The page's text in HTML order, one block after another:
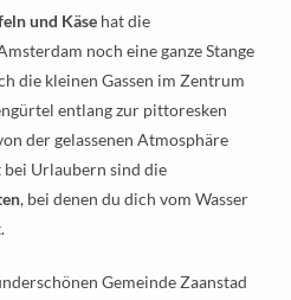
und Käse hat die
noch eine ganze Stange
die kleinen Gassen im Zentrum
entlang zur pittoresken
der gelassenen Atmosphäre
Urlaubern sind die
, bei denen du dich vom Wasser
Gemeinde Zaanstad